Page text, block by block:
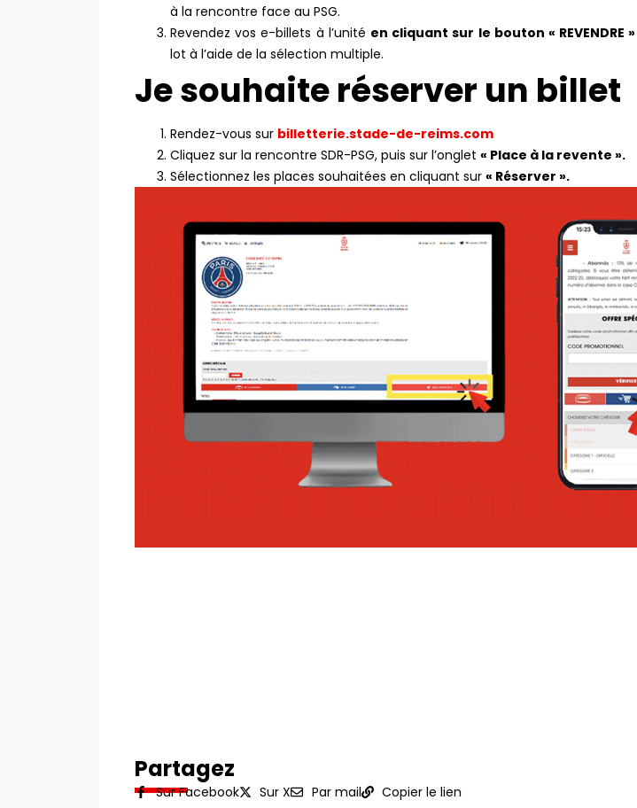
à la rencontre face au PSG.
Revendez vos e-billets à l’unité en cliquant sur le bouton « REVENDRE »
lot à l’aide de la sélection multiple.
Je souhaite réserver un billet
Rendez-vous sur billetterie.stade-de-reims.com
Cliquez sur la rencontre SDR-PSG, puis sur l’onglet « Place à la revente ».
Sélectionnez les places souhaitées en cliquant sur « Réserver ».
Partagez
Sur Facebook Sur X Par mail Copier le lien